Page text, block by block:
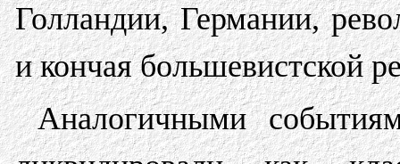
Голландии, Германии,
и кончая большевистской
Аналогичными